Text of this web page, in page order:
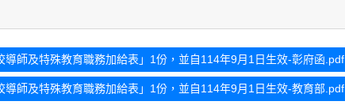
師及特殊教育職務加給表」1份，並自114年9月1日生效-彰府函.pdf
師及特殊教育職務加給表」1份，並自114年9月1日生效-教育部.pdf